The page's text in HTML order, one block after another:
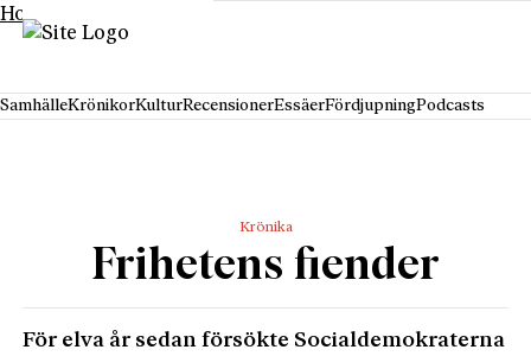
Hoppa till innehåll
SamhälleKrönikorKulturRecensionerEssäerFördjupningPodcasts
Krönika
Frihetens fiender
För elva år sedan försökte Socialdemokraterna